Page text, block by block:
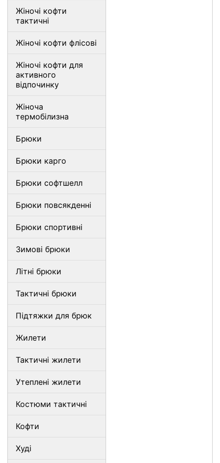
Жіночі кофти
тактичні
Жіночі кофти флісові
Жіночі кофти для
активного
відпочинку
Жіноча
термобілизна
Брюки
Брюки карго
Брюки софтшелл
Брюки повсякденні
Брюки спортивні
Зимові брюки
Літні брюки
Тактичні брюки
Підтяжки для брюк
Жилети
Тактичні жилети
Утеплені жилети
Костюми тактичні
Кофти
Худі